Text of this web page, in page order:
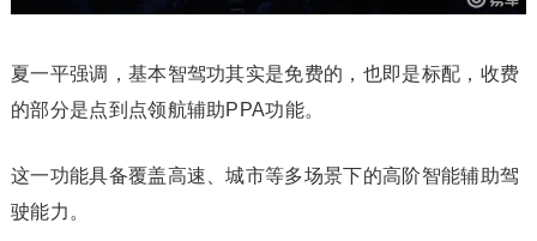
夏一平强调，基本智驾功其实是免费的，也即是标配，收费
的部分是点到点领航辅助PPA功能。
这一功能具备覆盖高速、城市等多场景下的高阶智能辅助驾
驶能力。